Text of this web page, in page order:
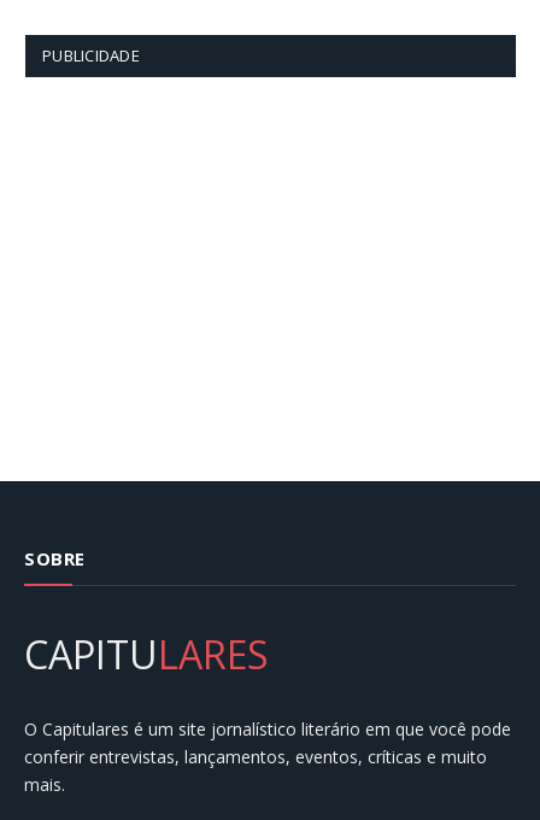
PUBLICIDADE
SOBRE
CAPITULARES
O Capitulares é um site jornalístico literário em que você pode
conferir entrevistas, lançamentos, eventos, críticas e muito
mais.